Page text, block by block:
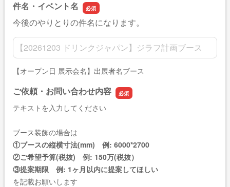
件名・イベント名
今後のやりとりの件名になります。
件名・イベント名
【オープン日 展示会名】出展者名ブース
ご依頼・お問い合わせ内容
テキストを入力してください
ブース装飾の場合は
①ブースの縦横寸法(mm) 例: 6000*2700
②ご希望予算(税抜) 例: 150万(税抜）
③提案期限 例: 1ヶ月以内に提案してほしい
を記載お願いします